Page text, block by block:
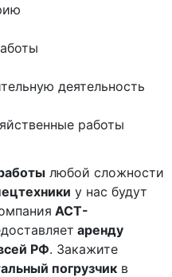
деятельность
работы
любой сложности
у нас будут
АСТ-
аренду
РФ. Закажите
погрузчик в